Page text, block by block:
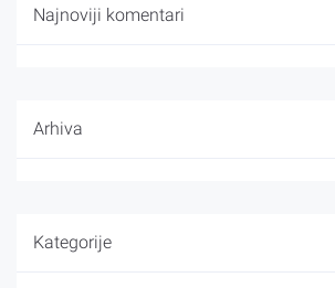
Najnoviji komentari
Arhiva
Kategorije